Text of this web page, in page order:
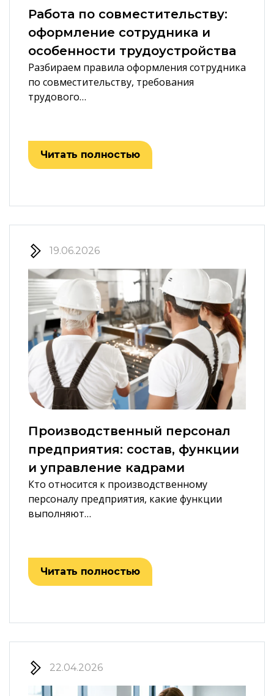
Работа по совместительству:
оформление сотрудника и
особенности трудоустройства
Разбираем правила оформления сотрудника
по совместительству, требования
трудового…
Читать полностью
19.06.2026
Производственный персонал
предприятия: состав, функции
и управление кадрами
Кто относится к производственному
персоналу предприятия, какие функции
выполняют…
Читать полностью
22.04.2026